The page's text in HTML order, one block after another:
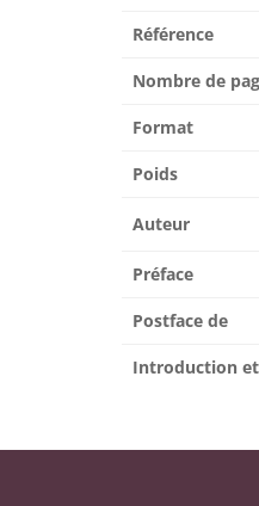
Référence
Nombre de
Format
Poids
Auteur
Préface
Postface de
Introduction